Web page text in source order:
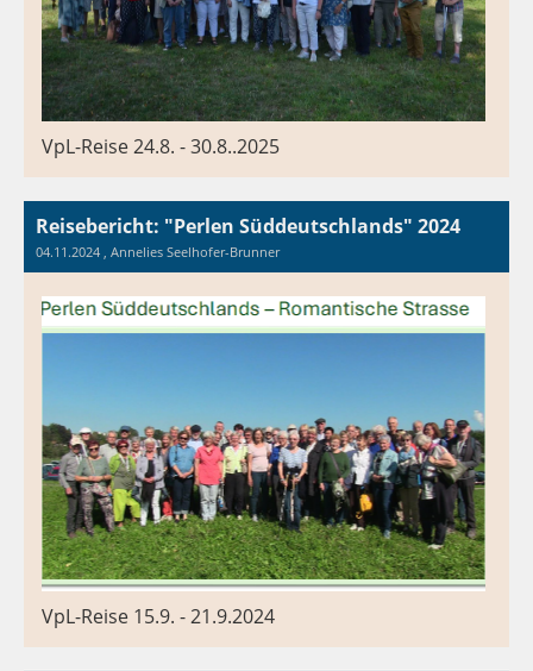
VpL-Reise 24.8. - 30.8..2025
Reisebericht: "Perlen Süddeutschlands" 2024
04.11.2024 , Annelies Seelhofer-Brunner
VpL-Reise 15.9. - 21.9.2024